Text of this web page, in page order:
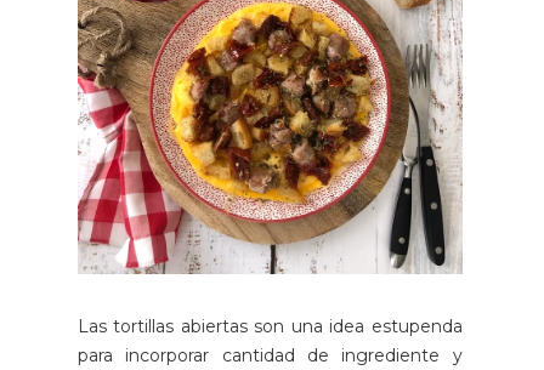
Las tortillas abiertas son una idea estupenda
para incorporar cantidad de ingrediente y